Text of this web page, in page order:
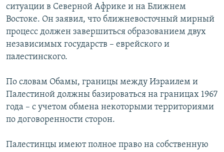
ситуации в Северной Африке и на Ближнем
Востоке. Он заявил, что ближневосточный мирный
процесс должен завершиться образованием двух
независимых государств – еврейского и
палестинского.
По словам Обамы, границы между Израилем и
Палестиной должны базироваться на границах 1967
года – с учетом обмена некоторыми территориями
по договоренности сторон.
Палестинцы имеют полное право на собственную